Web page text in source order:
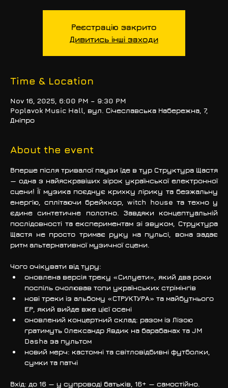
Реєстрацію закрито
Дивитись інші заходи
Time & Location
Nov 16, 2025, 6:00 PM – 9:30 PM
Poplavok Music Hall, вул. Січеславська Набережна, 7,
Дніпро
About the event
Вперше після тривалої паузи їде в тур Структура Щастя
— одна з найяскравіших зірок української електронної
сцени! Її музика поєднує крихку лірику та безжальну
енергію, сплітаючи брейккор, witch house та техно у
єдине синтетичне полотно. Завдяки концептуальній
послідовності та експериментам зі звуком, Структура
Щастя не просто тримає руку на пульсі, вона задає
ритм альтернативної музичної сцени.
Чого очікувати від туру:
оновлена версія треку «Силуети», який два роки
поспіль очолював топи українських стрімінгів
нові треки із альбому «СТРУКТУРА» та майбутнього
ЕР, який вийде вже цієї осені
оновлений концертний склад: разом із Лізою
гратимуть Олександр Явдик на барабанах та JM
Dasha за пультом
новий мерч: кастомні та світловідбивні футболки,
сумки та патчі
Вхід: до 16 — у супроводі батьків, 16+ — самостійно.